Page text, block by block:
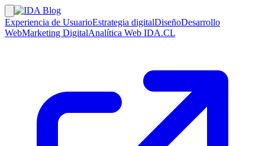
Experiencia de UsuarioEstrategia digitalDiseñoDesarrollo
WebMarketing DigitalAnalítica Web IDA.CL